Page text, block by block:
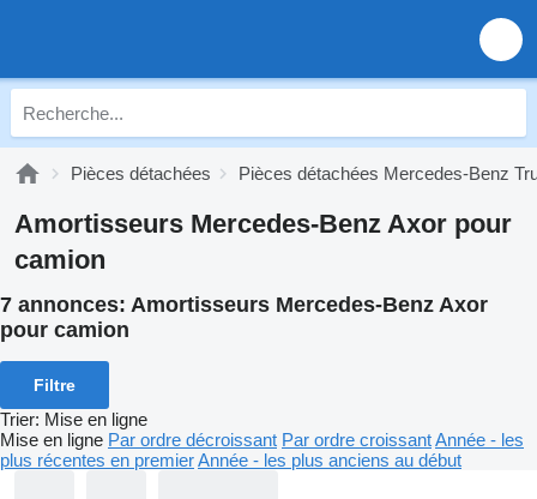
Pièces détachées Pièces détachées Mercedes-Benz
Amortisseurs Mercedes-Benz Axor pour
camion
7 annonces: Amortisseurs Mercedes-Benz Axor
pour camion
Filtre
Trier: Mise en ligne
Mise en ligne Par ordre décroissant Par ordre croissantAnnée - les
plus récentes en premierAnnée - les plus anciens au début